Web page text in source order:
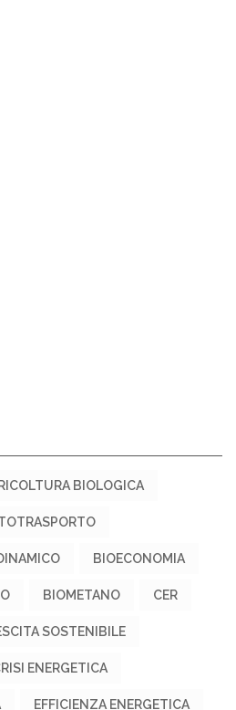
BIOLOGICA
BIOECONOMIA
BIOMETANO CER
SOSTENIBILE
ENERGETICA
EFFICIENZA ENERGETICA